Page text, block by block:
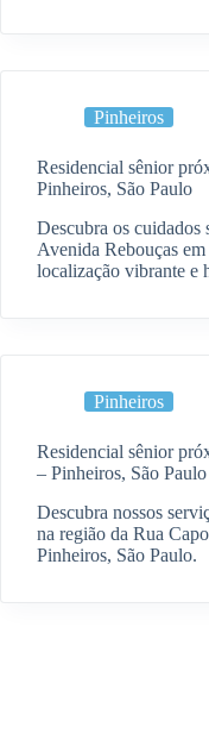
Pinheiros
Residencial sênior
Pinheiros, São Paulo
Descubra os cuidados
Avenida Rebouças
localização vibrante e
Pinheiros
Residencial sênior
– Pinheiros, São Paulo
Descubra nossos
na região da Rua
Pinheiros, São Paulo.